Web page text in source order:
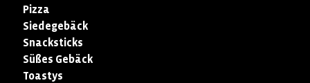
Pizza
Siedegebäck
Snacksticks
Süßes Gebäck
Toastys